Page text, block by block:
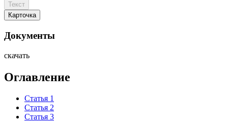
Текст
Карточка
Документы
скачать
Оглавление
Статья 1
Статья 2
Статья 3